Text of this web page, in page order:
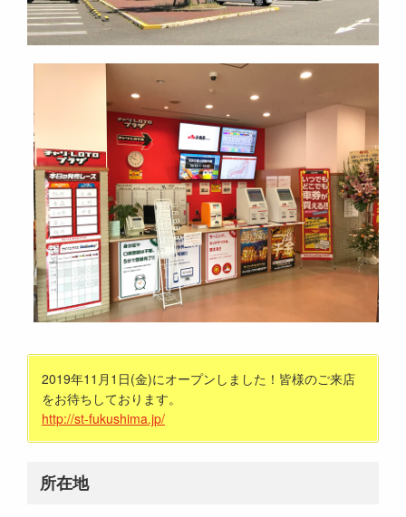
2019年11月1日(金)にオープンしました！皆様のご来店
をお待ちしております。
http://st-fukushima.jp/
所在地